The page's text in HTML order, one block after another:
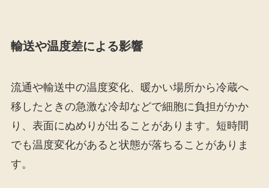
輸送や温度差による影響
流通や輸送中の温度変化、暖かい場所から冷蔵へ
移したときの急激な冷却などで細胞に負担がかか
り、表面にぬめりが出ることがあります。短時間
でも温度変化があると状態が落ちることがありま
す。